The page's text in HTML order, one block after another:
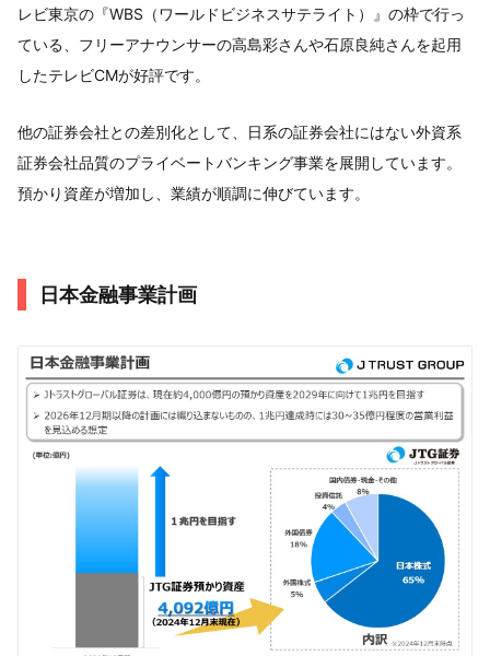
レビ東京の『WBS（ワールドビジネスサテライト）』の枠で行っ
ている、フリーアナウンサーの高島彩さんや石原良純さんを起用
したテレビCMが好評です。
他の証券会社との差別化として、日系の証券会社にはない外資系
証券会社品質のプライベートバンキング事業を展開しています。
預かり資産が増加し、業績が順調に伸びています。
日本金融事業計画